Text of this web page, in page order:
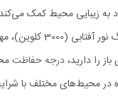
به زیبایی محیط کمک
را دارید،درجه حفاظت